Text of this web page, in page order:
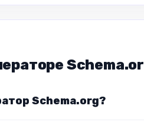
Schema.org?